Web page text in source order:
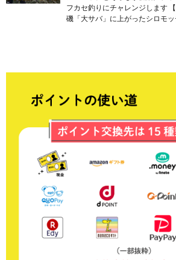
フカセ釣りにチャレンジします
磯「大サバ」に上がったシロモ